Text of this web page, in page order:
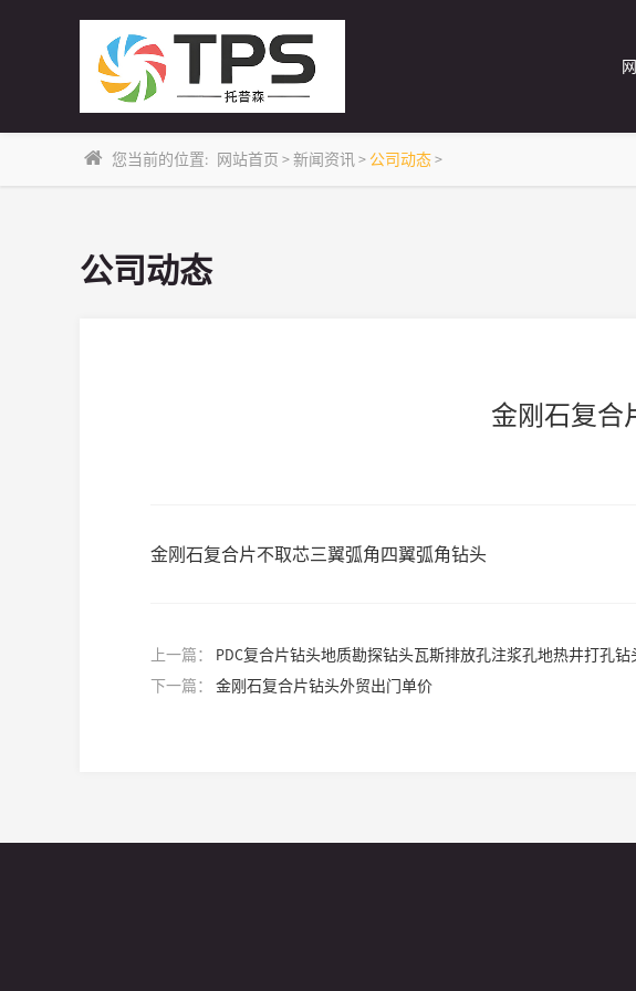
您当前的位置: 网站首页 >新闻资讯> 公司动态>
公司动态
金刚石复合
金刚石复合片不取芯三翼弧角四翼弧角钻头
上一篇： PDC复合片钻头地质勘探钻头瓦斯排放孔注浆孔地热井打孔钻
下一篇： 金刚石复合片钻头外贸出门单价